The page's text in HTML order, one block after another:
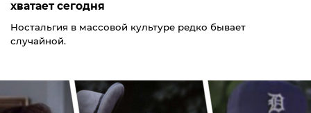
хватает сегодня
Ностальгия в массовой культуре редко бывает
случайной.